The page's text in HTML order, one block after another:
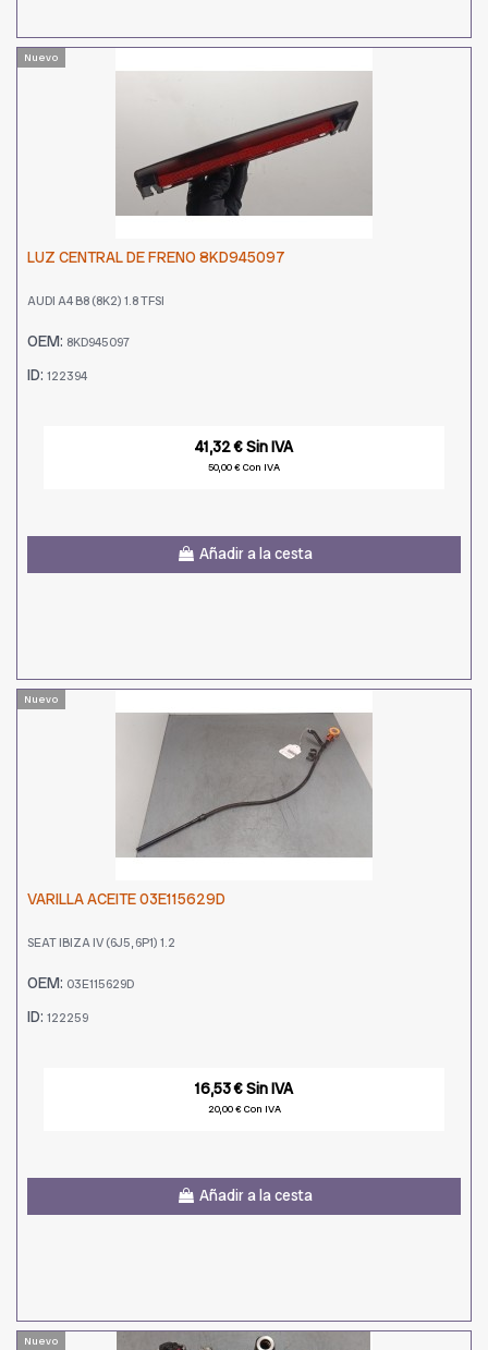
Nuevo
LUZ CENTRAL DE FRENO 8KD945097
AUDI A4 B8 (8K2) 1.8 TFSI
OEM: 8KD945097
ID: 122394
41,32 € Sin IVA
50,00 € Con IVA
Añadir a la cesta
Nuevo
VARILLA ACEITE 03E115629D
SEAT IBIZA IV (6J5, 6P1) 1.2
OEM: 03E115629D
ID: 122259
16,53 € Sin IVA
20,00 € Con IVA
Añadir a la cesta
Nuevo